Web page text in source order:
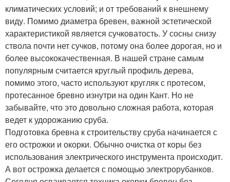
климатических условий; и от требований к внешнему
виду. Помимо диаметра бревен, важной эстетической
характеристикой является сучковатость. У сосны снизу
ствола почти нет сучков, потому она более дорогая, но и
более высококачественная. В нашей стране самым
популярным считается круглый профиль дерева,
помимо этого, часто используют кругляк с протесом,
протесанное бревно изнутри на один Кант. Но не
забывайте, что это довольно сложная работа, которая
ведет к удорожанию сруба.
Подготовка бревна к строительству сруба начинается с
его острожки и окорки. Обычно очистка от коры без
использования электрического инструмента происходит.
А вот острожка делается с помощью электрорубанков.